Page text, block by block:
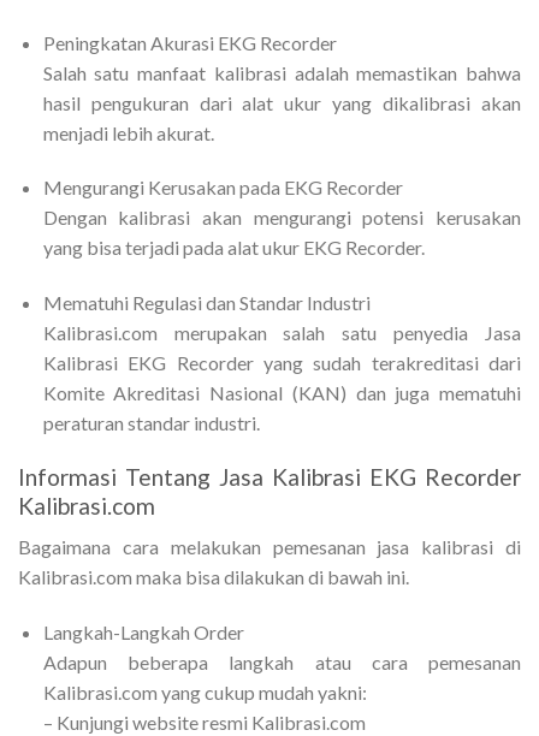
Peningkatan Akurasi EKG Recorder
Salah satu manfaat kalibrasi adalah memastikan bahwa
hasil pengukuran dari alat ukur yang dikalibrasi akan
menjadi lebih akurat.
Mengurangi Kerusakan pada EKG Recorder
Dengan kalibrasi akan mengurangi potensi kerusakan
yang bisa terjadi pada alat ukur EKG Recorder.
Mematuhi Regulasi dan Standar Industri
Kalibrasi.com merupakan salah satu penyedia Jasa
Kalibrasi EKG Recorder yang sudah terakreditasi dari
Komite Akreditasi Nasional (KAN) dan juga mematuhi
peraturan standar industri.
Informasi Tentang Jasa Kalibrasi EKG Recorder
Kalibrasi.com
Bagaimana cara melakukan pemesanan jasa kalibrasi di
Kalibrasi.com maka bisa dilakukan di bawah ini.
Langkah-Langkah Order
Adapun beberapa langkah atau cara pemesanan
Kalibrasi.com yang cukup mudah yakni:
– Kunjungi website resmi Kalibrasi.com